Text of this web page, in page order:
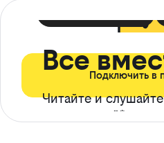
Все
Читайте и
ограничений*
Подключить в